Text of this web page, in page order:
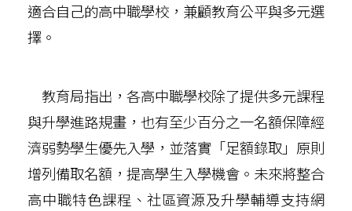
適合自己的高中職學校，兼顧教育公平與多元選
擇。
教育局指出，各高中職學校除了提供多元課程
與升學進路規畫，也有至少百分之一名額保障經
濟弱勢學生優先入學，並落實「足額錄取」原則
增列備取名額，提高學生入學機會。未來將整合
高中職特色課程、社區資源及升學輔導支持網